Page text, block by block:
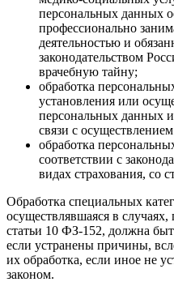
персональных данных
профессионально
деятельностью и
законодательством
врачебную тайну;
обработка
установления или
персональных данных
связи с
обработка
соответствии с
видах страхования, со
Обработка специальных
осуществлявшаяся в
статьи 10 ФЗ-152, должна
если устранены причины,
их обработка, если иное не
законом.